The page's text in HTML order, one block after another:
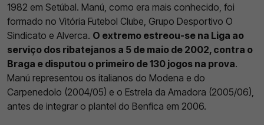
1982 em Setúbal. Manú, como era mais conhecido, foi
formado no Vitória Futebol Clube, Grupo Desportivo O
Sindicato e Alverca. O extremo estreou-se na Liga ao
serviço dos ribatejanos a 5 de maio de 2002, contra o
Braga e disputou o primeiro de 130 jogos na prova.
Manú representou os italianos do Modena e do
Carpenedolo (2004/05) e o Estrela da Amadora (2005/06),
antes de integrar o plantel do Benfica em 2006.